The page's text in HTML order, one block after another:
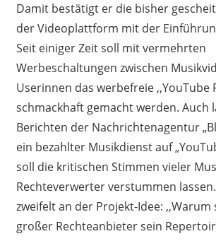
Damit bestätigt er die bisher
der Videoplattform mit der
Seit einiger Zeit soll mit vermehrten
Werbeschaltungen zwischen
Userinnen das werbefreie ,,YouTube
schmackhaft gemacht werden. Auch
Berichten der Nachrichtenagentur
ein bezahlter Musikdienst auf
soll die kritischen Stimmen vieler
Rechteverwerter verstummen
zweifelt an der Projekt-Idee: ,,Warum
großer Rechteanbieter sein